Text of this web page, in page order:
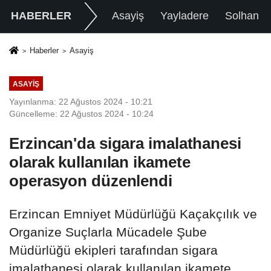
HABERLER Asayiş Yayladere Solhan
Haberler Asayiş
ASAYIŞ
Yayınlanma: 22 Ağustos 2024 - 10:21
Güncelleme: 22 Ağustos 2024 - 10:24
Erzincan'da sigara imalathanesi
olarak kullanılan ikamete
operasyon düzenlendi
Erzincan Emniyet Müdürlüğü Kaçakçılık ve
Organize Suçlarla Mücadele Şube
Müdürlüğü ekipleri tarafından sigara